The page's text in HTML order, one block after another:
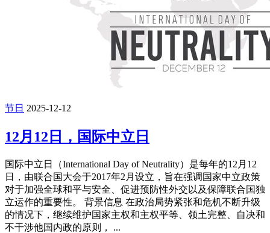
节日 2025-12-12
12月12日，国际中立日
国际中立日（International Day of Neutrality）是每年的12月12
日，由联合国大会于2017年2月设立，旨在强调国家中立政策
对于加强全球和平与安全、促进预防性外交以及保障联合国独
立运作的重要性。 背景信息 在政治局势紧张和危机不断升级
的情况下，继续维护国家主权和主权平等、领土完整、自决和
不干涉他国内政的原则， ...